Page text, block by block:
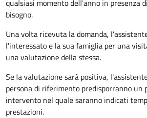
qualsiasi momento dell'anno in presenza
bisogno.
Una volta ricevuta la domanda,
l'interessato e la sua famiglia per una
una valutazione della stessa.
Se la valutazione sarà positiva,
persona di riferimento predisporranno un
intervento nel quale saranno indicati
prestazioni.